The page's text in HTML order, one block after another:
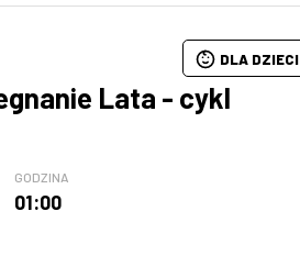
Lata - cykl
GODZINA
01:00
DLA DZIECI